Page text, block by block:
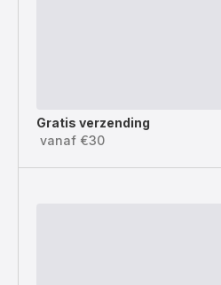
Gratis verzending
vanaf €30